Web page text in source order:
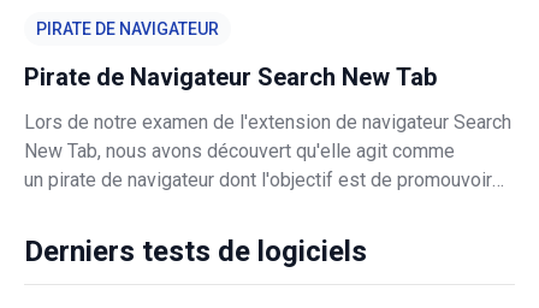
PIRATE DE NAVIGATEUR
Pirate de Navigateur Search New Tab
Lors de notre examen de l'extension de navigateur Search
New Tab, nous avons découvert qu'elle agit comme
un pirate de navigateur dont l'objectif est de promouvoir
Search New Tab détourne le navigateur web de l'utilisateur
en modifiant ses
Derniers tests de logiciels